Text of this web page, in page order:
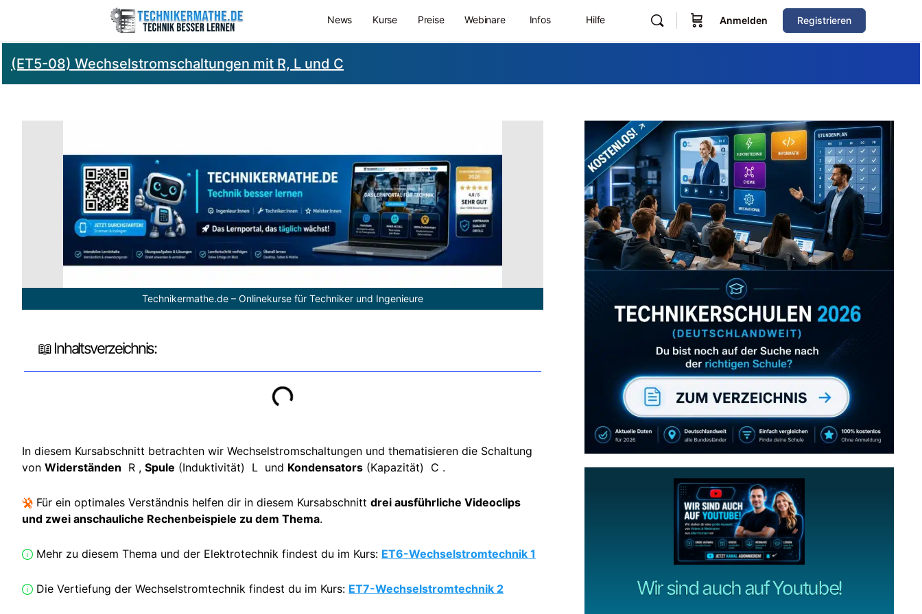
News Kurse Preise Webinare Infos Hilfe Anmelden Registrieren
(ET5-08) Wechselstromschaltungen mit R, L und C
Technikermathe.de – Onlinekurse für Techniker und Ingenieure
📖 Inhaltsverzeichnis:
In diesem Kursabschnitt betrachten wir Wechselstromschaltungen und thematisieren die Schaltung
von Widerständen R , Spule (Induktivität) L und Kondensators (Kapazität) C .
Für ein optimales Verständnis helfen dir in diesem Kursabschnitt drei ausführliche Videoclips
und zwei anschauliche Rechenbeispiele zu dem Thema.
Mehr zu diesem Thema und der Elektrotechnik findest du im Kurs: ET6-Wechselstromtechnik 1
Die Vertiefung der Wechselstromtechnik findest du im Kurs: ET7-Wechselstromtechnik 2
Zum Verzeichnis
Wir sind auch auf Youtube!
Abonniere uns auch
gerne
wenn dir unsere Videos gefallen!
ZUM YOUTUBE KANAL